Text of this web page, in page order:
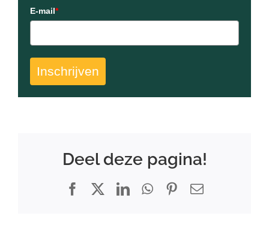
E-mail*
Inschrijven
Deel deze pagina!
FacebookLinkedInWhatsApp
Pinterest
E-